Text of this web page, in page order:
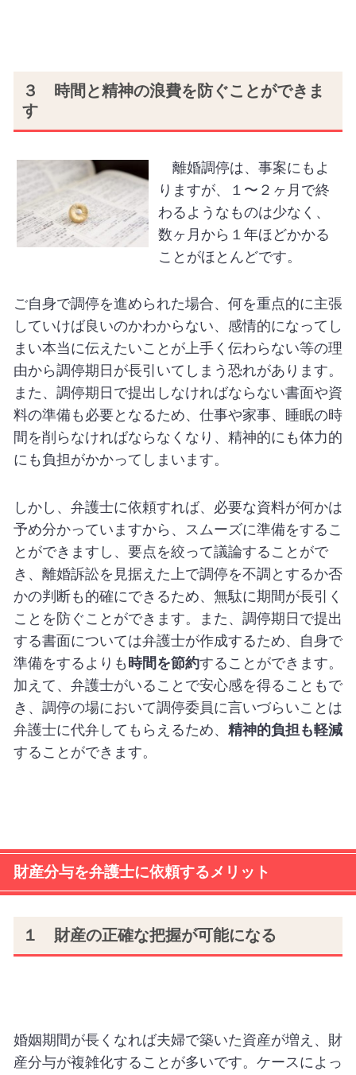
３ 時間と精神の浪費を防ぐことができま
す
離婚調停は、事案にもよ
りますが、１〜２ヶ月で終
わるようなものは少なく、
数ヶ月から１年ほどかかる
ことがほとんどです。
ご自身で調停を進められた場合、何を重点的に主張
していけば良いのかわからない、感情的になってし
まい本当に伝えたいことが上手く伝わらない等の理
由から調停期日が長引いてしまう恐れがあります。
また、調停期日で提出しなければならない書面や資
料の準備も必要となるため、仕事や家事、睡眠の時
間を削らなければならなくなり、精神的にも体力的
にも負担がかかってしまいます。
しかし、弁護士に依頼すれば、必要な資料が何かは
予め分かっていますから、スムーズに準備をするこ
とができますし、要点を絞って議論することがで
き、離婚訴訟を見据えた上で調停を不調とするか否
かの判断も的確にできるため、無駄に期間が長引く
ことを防ぐことができます。また、調停期日で提出
する書面については弁護士が作成するため、自身で
準備をするよりも 時間を節約することができます。
加えて、弁護士がいることで安心感を得ることもで
き、調停の場において調停委員に言いづらいことは
弁護士に代弁してもらえるため、 精神的負担も軽減
することができます。
財産分与を弁護士に依頼するメリット
１ 財産の正確な把握が可能になる
婚姻期間が長くなれば夫婦で築いた資産が増え、財
産分与が複雑化することが多いです。ケースによっ